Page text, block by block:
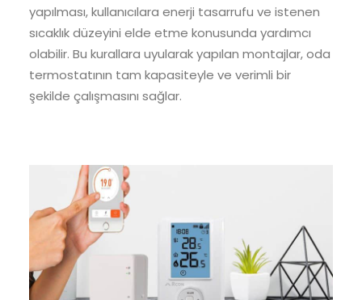
yapılması, kullanıcılara enerji tasarrufu ve istenen
sıcaklık düzeyini elde etme konusunda yardımcı
olabilir. Bu kurallara uyularak yapılan montajlar, oda
termostatının tam kapasiteyle ve verimli bir
şekilde çalışmasını sağlar.